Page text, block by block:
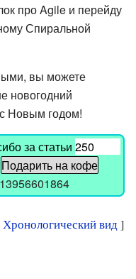
про Agile и перейду
Спиральной
вы можете
новогодний
Новым годом!
Хронологический вид]